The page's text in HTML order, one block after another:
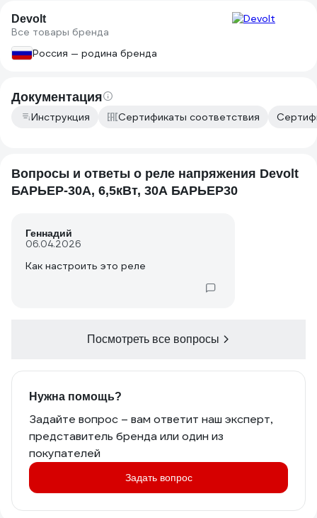
Devolt
Все товары бренда
Россия — родина бренда
Документация
Инструкция Сертификаты соответствия
Вопросы и ответы о реле напряжения Devolt
БАРЬЕР-30A, 6,5кВт, 30А БАРЬЕР30
Геннадий
06.04.2026
Как настроить это реле
Посмотреть все вопросы
Нужна помощь?
Задайте вопрос – вам ответит наш эксперт,
представитель бренда или один из
покупателей
Задать вопрос